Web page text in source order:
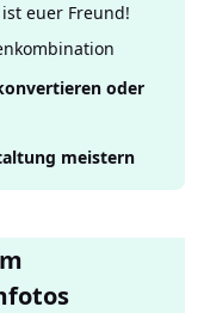
euer Freund!
oder
meistern